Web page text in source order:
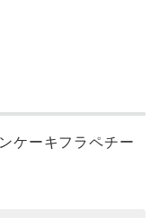
ケーキフラペチー